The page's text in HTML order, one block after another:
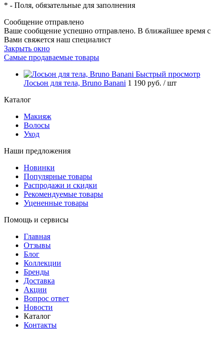
* - Поля, обязательные для заполнения
Сообщение отправлено
Ваше сообщение успешно отправлено. В ближайшее время с
Вами свяжется наш специалист
Закрыть окно
Самые продаваемые товары
Быстрый просмотр
Лосьон для тела, Bruno Banani 1 190 руб. / шт
Каталог
Макияж
Волосы
Уход
Наши предложения
Новинки
Популярные товары
Распродажи и скидки
Рекомендуемые товары
Уцененные товары
Помощь и сервисы
Главная
Отзывы
Блог
Коллекции
Бренды
Доставка
Акции
Вопрос ответ
Новости
Каталог
Контакты